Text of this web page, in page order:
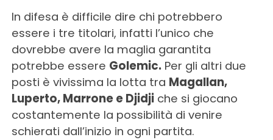
In difesa è difficile dire chi potrebbero
essere i tre titolari, infatti l’unico che
dovrebbe avere la maglia garantita
potrebbe essere Golemic. Per gli altri due
posti è vivissima la lotta tra Magallan,
Luperto, Marrone e Djidjiche si giocano
costantemente la possibilità di venire
schierati dall’inizio in ogni partita.